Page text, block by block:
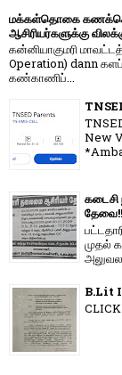
மக்கள்தொகை
ஆசிரியர்களுக்கு
கன்னியாகுமரி
Operation) dann
கண்காணிப்...
New
கடைசி
தேவை!!
முதல்
B.Lit